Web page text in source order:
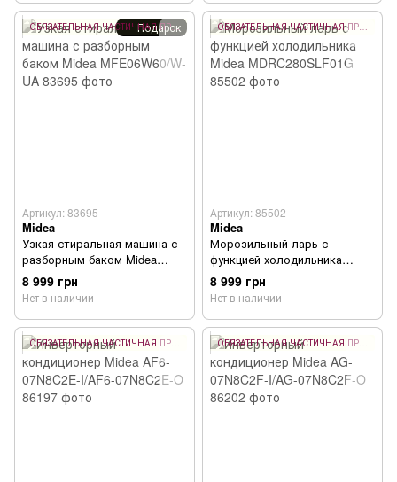
Подарок
ОБЯЗАТЕЛЬНАЯ ЧАСТИЧНАЯ ПРЕДОПЛАТА 10%
Артикул: 83695
Midea
Узкая стиральная машина с
разборным баком Midea
MFE06W60/W-UA
8 999 грн
Нет в наличии
Артикул: 85502
Midea
Морозильный ларь с
функцией холодильника
Midea MDRC280SLF01G
8 999 грн
Нет в наличии
ОБЯЗАТЕЛЬНАЯ ЧАСТИЧНАЯ ПРЕДОПЛАТА 10% ОБЯЗАТЕЛЬНАЯ ЧАСТИЧНАЯ ПРЕДОПЛАТА 10%